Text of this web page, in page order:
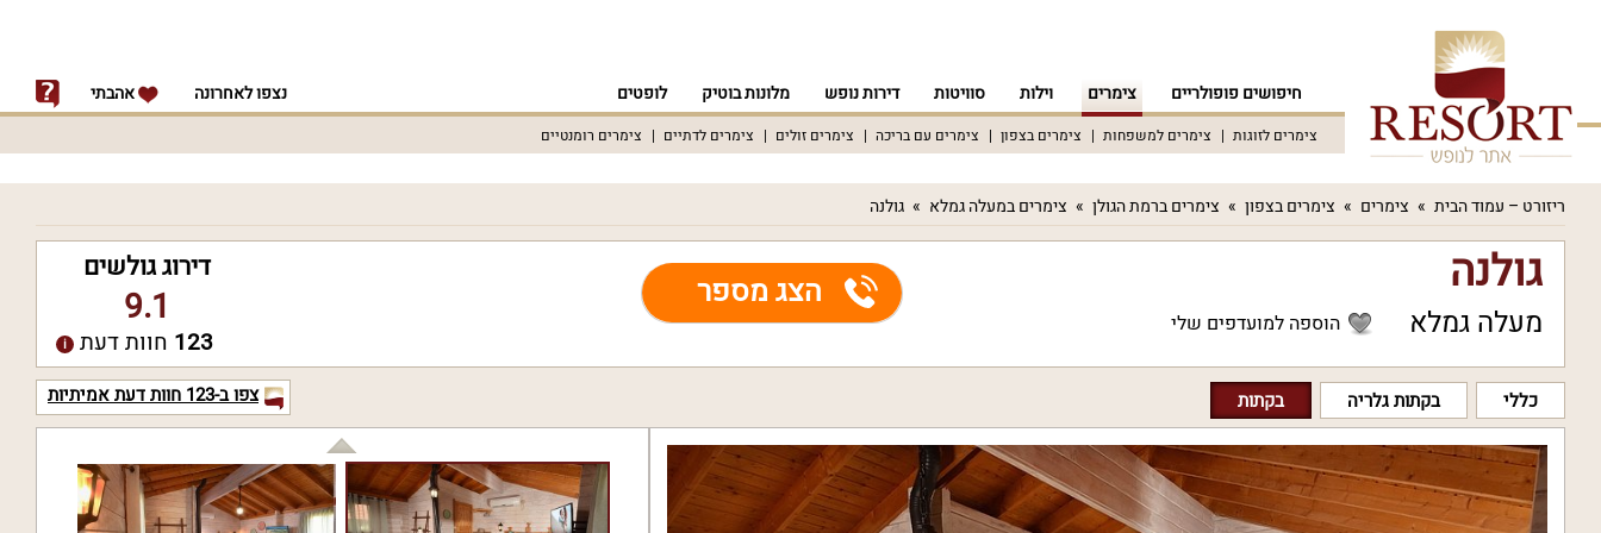
חיפושים פופולריים צימרים וילות סוויטות דירות נופש מלונות בוטיק לופטים נצפו לאחרונה אהבתי
צימרים לזוגות צימרים למשפחות צימרים בצפון צימרים עם בריכה צימרים זולים צימרים לדתיים צימרים רומנטיים
ריזורט – עמוד הבית צימרים צימרים בצפון צימרים ברמת הגולן צימרים במעלה גמלא גולנה
גולנה
מעלה גמלא הוספה למועדפים שלי
הצג מספר
דירוג גולשים
9.1
123 חוות דעת
כללי בקתות גלריה בקתות צפו ב-123 חוות דעת אמיתיות